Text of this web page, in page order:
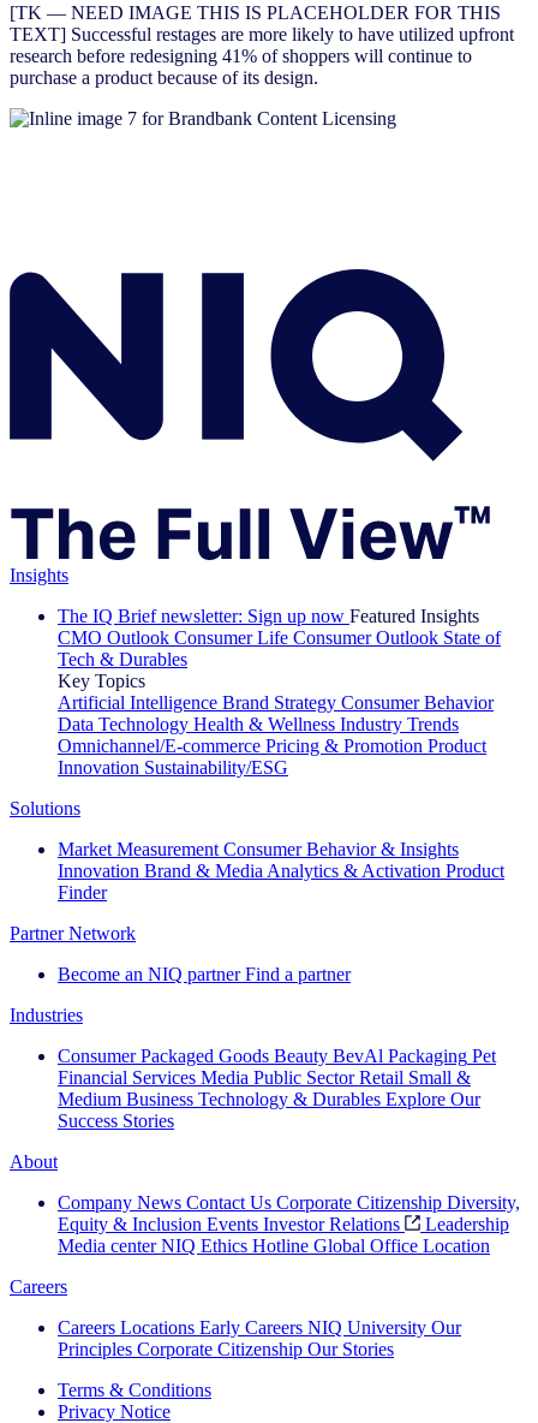
[TK — NEED IMAGE THIS IS PLACEHOLDER FOR THIS
TEXT] Successful restages are more likely to have utilized upfront
research before redesigning 41% of shoppers will continue to
purchase a product because of its design.
Insights
The IQ Brief newsletter: Sign up now Featured Insights
CMO Outlook Consumer Life Consumer Outlook State of
Tech & Durables
Key Topics
Artificial Intelligence Brand Strategy Consumer Behavior
Data Technology Health & Wellness Industry Trends
Omnichannel/E-commerce Pricing & Promotion Product
Innovation Sustainability/ESG
Solutions
Market Measurement Consumer Behavior & Insights
Innovation Brand & Media Analytics & Activation Product
Finder
Partner Network
Become an NIQ partner Find a partner
Industries
Consumer Packaged Goods Beauty BevAl Packaging Pet
Financial Services Media Public Sector Retail Small &
Medium Business Technology & Durables Explore Our
Success Stories
About
Company News Contact Us Corporate Citizenship Diversity,
Equity & Inclusion Events Investor Relations
Leadership
Media center NIQ Ethics Hotline Global Office Location
Careers
Careers Locations Early Careers NIQ University Our
Principles Corporate Citizenship Our Stories
Terms & Conditions
Privacy Notice